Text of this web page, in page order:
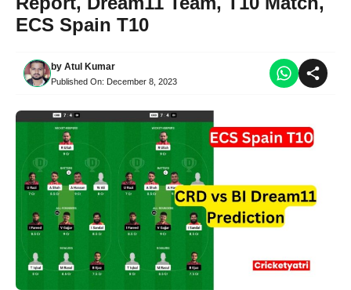
ECS Spain T10
by Atul Kumar
Published On: December 8, 2023